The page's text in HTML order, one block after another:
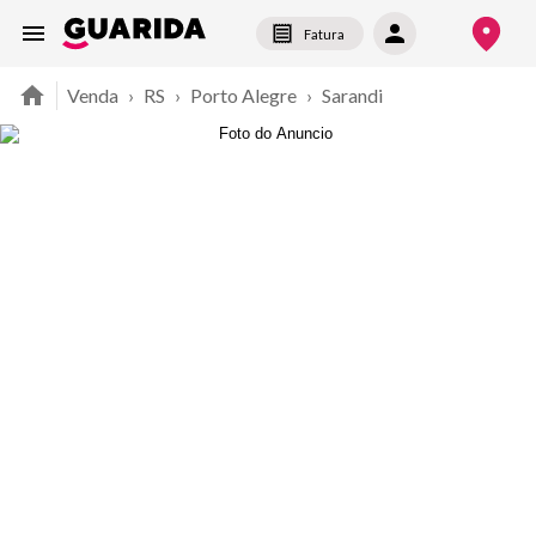
Fatura
Venda › RS › Porto Alegre › Sarandi